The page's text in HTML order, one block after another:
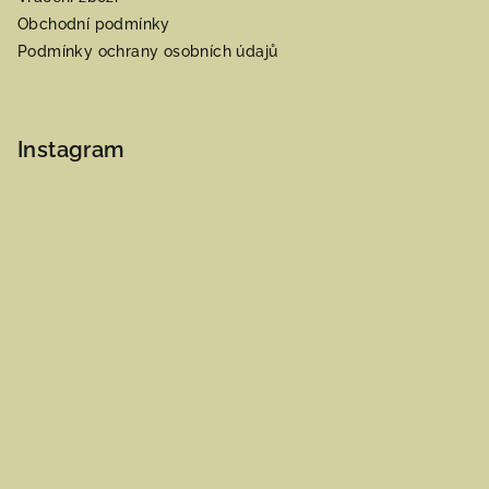
Obchodní podmínky
Podmínky ochrany osobních údajů
Instagram